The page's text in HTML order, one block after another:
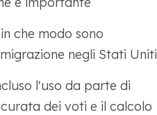
che modo sono
negli Stati Uniti
l'uso da parte di
dei voti e il calcolo